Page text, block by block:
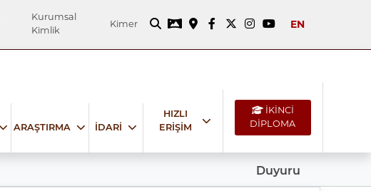
Kurumsal
Kimlik
Kimer EN
ARAŞTIRMA İDARİ
HIZLI
ERİŞİM
İKİNCİ
DİPLOMA
Duyuru